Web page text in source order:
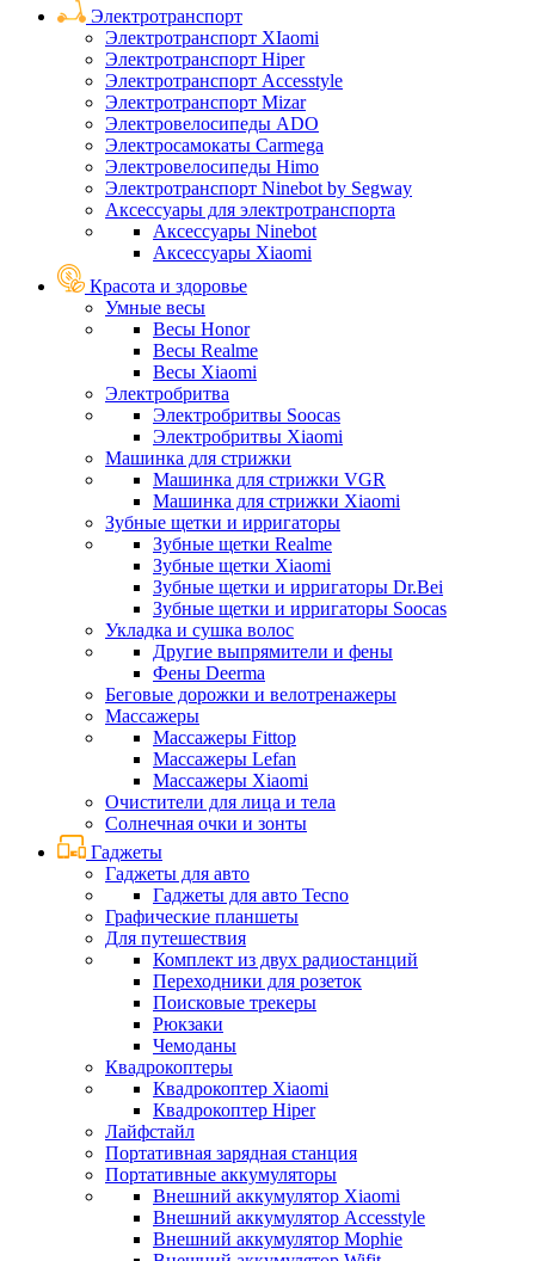
Электротранспорт
Электротранспорт XIaomi
Электротранспорт Hiper
Электротранспорт Accesstyle
Электротранспорт Mizar
Электровелосипеды ADO
Электросамокаты Carmega
Электровелосипеды Himo
Электротранспорт Ninebot by Segway
Аксессуары для электротранспорта
Аксессуары Ninebot
Аксессуары Xiaomi
Красота и здоровье
Умные весы
Весы Honor
Весы Realme
Весы Xiaomi
Электробритва
Электробритвы Soocas
Электробритвы Xiaomi
Машинка для стрижки
Машинка для стрижки VGR
Машинка для стрижки Xiaomi
Зубные щетки и ирригаторы
Зубные щетки Realme
Зубные щетки Xiaomi
Зубные щетки и ирригаторы Dr.Bei
Зубные щетки и ирригаторы Soocas
Укладка и сушка волос
Другие выпрямители и фены
Фены Deerma
Беговые дорожки и велотренажеры
Массажеры
Массажеры Fittop
Массажеры Lefan
Массажеры Xiaomi
Очистители для лица и тела
Солнечная очки и зонты
Гаджеты
Гаджеты для авто
Гаджеты для авто Tecno
Графические планшеты
Для путешествия
Комплект из двух радиостанций
Переходники для розеток
Поисковые трекеры
Рюкзаки
Чемоданы
Квадрокоптеры
Квадрокоптер Xiaomi
Квадрокоптер Hiper
Лайфстайл
Портативная зарядная станция
Портативные аккумуляторы
Внешний аккумулятор Xiaomi
Внешний аккумулятор Accesstyle
Внешний аккумулятор Mophie